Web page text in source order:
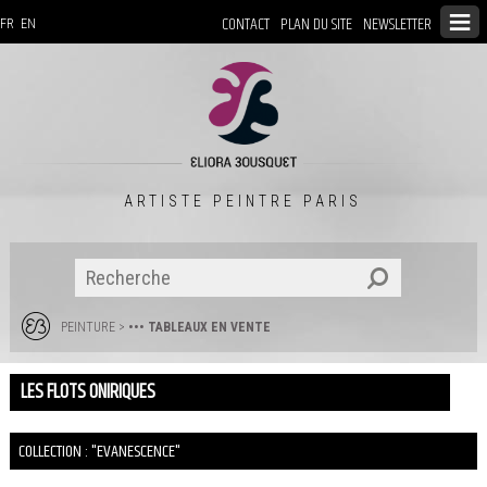
CONTACT PLAN DU SITE NEWSLETTER
FR EN
ARTISTE PEINTRE PARIS
PEINTURE> ••• TABLEAUX EN VENTE
LES FLOTS ONIRIQUES
COLLECTION : "EVANESCENCE"